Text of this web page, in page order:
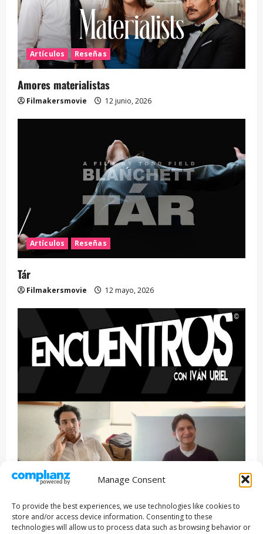
Manage Consent
To provide the best experiences, we use technologies like cookies to
store and/or access device information. Consenting to these
technologies will allow us to process data such as browsing behavior or
Artículos Reseñas
Amores materialistas
Filmakersmovie 12 junio, 2026
Artículos Reseñas
Tár
Filmakersmovie 12 mayo, 2026
Entrevista Series
ENCUENTROS CON IVÁN URIEL T3E22: JUAN PATRICIO
RIVEROLL